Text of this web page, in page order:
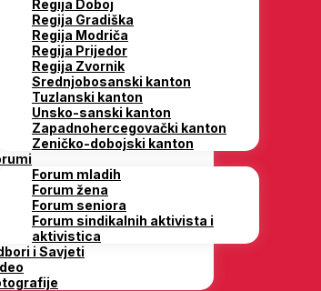
Regija Doboj
Regija Gradiška
Regija Modriča
Regija Prijedor
Regija Zvornik
Srednjobosanski kanton
Tuzlanski kanton
Unsko-sanski kanton
Zapadnohercegovački kanton
Zeničko-dobojski kanton
Forum mladih
Forum žena
Forum seniora
Forum sindikalnih aktivista i
aktivistica
i Savjeti